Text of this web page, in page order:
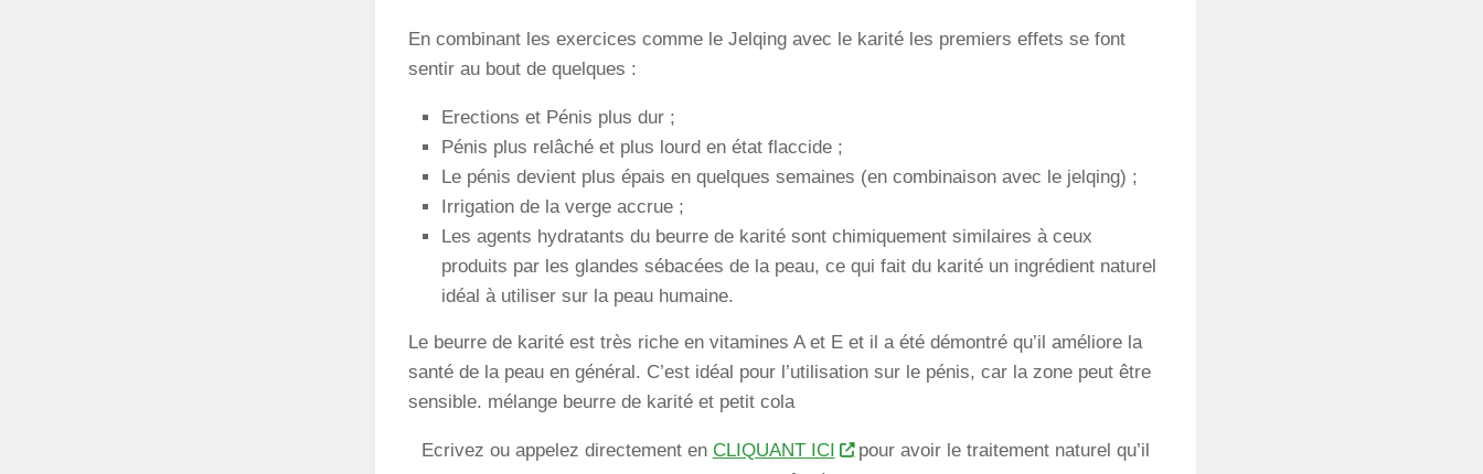
En combinant les exercices comme le Jelqing avec le karité les premiers effets se font
sentir au bout de quelques :
Erections et Pénis plus dur ;
Pénis plus relâché et plus lourd en état flaccide ;
Le pénis devient plus épais en quelques semaines (en combinaison avec le jelqing) ;
Irrigation de la verge accrue ;
Les agents hydratants du beurre de karité sont chimiquement similaires à ceux
produits par les glandes sébacées de la peau, ce qui fait du karité un ingrédient naturel
idéal à utiliser sur la peau humaine.
Le beurre de karité est très riche en vitamines A et E et il a été démontré qu’il améliore la
santé de la peau en général. C’est idéal pour l’utilisation sur le pénis, car la zone peut être
sensible. mélange beurre de karité et petit cola
Ecrivez ou appelez directement en CLIQUANT ICI
pour avoir le traitement naturel qu’il